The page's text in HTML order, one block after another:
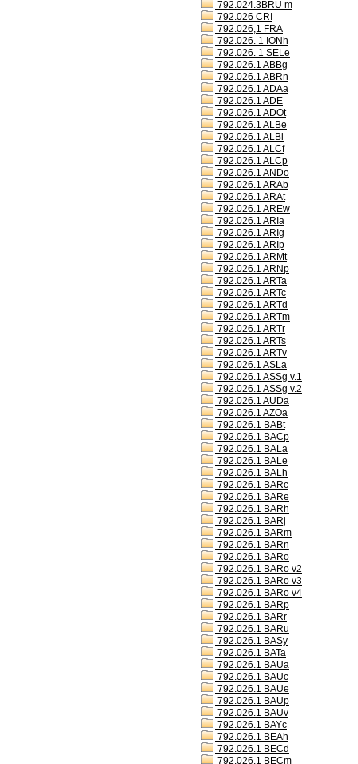
792.024.3BRU m
792.026 CRI
792.026,1 FRA
792.026. 1 IONh
792.026. 1 SELe
792.026.1 ABBg
792.026.1 ABRn
792.026.1 ADAa
792.026.1 ADE
792.026.1 ADOt
792.026.1 ALBe
792.026.1 ALBl
792.026.1 ALCf
792.026.1 ALCp
792.026.1 ANDo
792.026.1 ARAb
792.026.1 ARAt
792.026.1 AREw
792.026.1 ARIa
792.026.1 ARIg
792.026.1 ARIp
792.026.1 ARMt
792.026.1 ARNp
792.026.1 ARTa
792.026.1 ARTc
792.026.1 ARTd
792.026.1 ARTm
792.026.1 ARTr
792.026.1 ARTs
792.026.1 ARTv
792.026.1 ASLa
792.026.1 ASSg v.1
792.026.1 ASSg v.2
792.026.1 AUDa
792.026.1 AZOa
792.026.1 BABt
792.026.1 BACp
792.026.1 BALa
792.026.1 BALe
792.026.1 BALh
792.026.1 BARc
792.026.1 BARe
792.026.1 BARh
792.026.1 BARj
792.026.1 BARm
792.026.1 BARn
792.026.1 BARo
792.026.1 BARo v2
792.026.1 BARo v3
792.026.1 BARo v4
792.026.1 BARp
792.026.1 BARr
792.026.1 BARu
792.026.1 BASy
792.026.1 BATa
792.026.1 BAUa
792.026.1 BAUc
792.026.1 BAUe
792.026.1 BAUp
792.026.1 BAUv
792.026.1 BAYc
792.026.1 BEAh
792.026.1 BECd
792.026.1 BECm